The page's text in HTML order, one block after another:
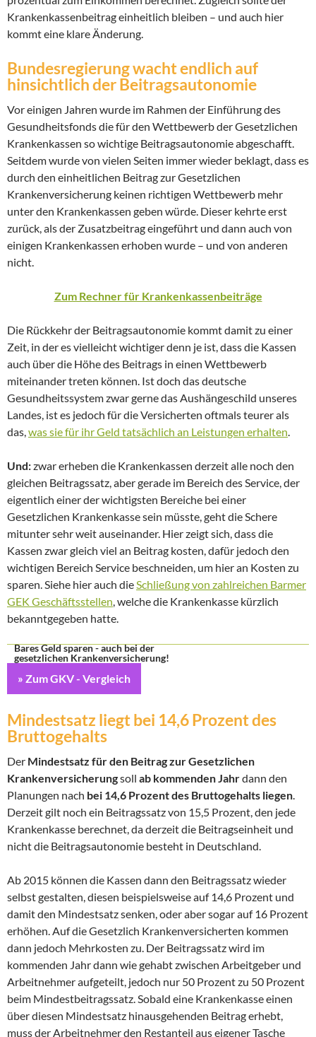
Krankenkassenbeitrag einheitlich bleiben – und auch hier
kommt eine klare Änderung.
Bundesregierung wacht endlich auf
hinsichtlich der Beitragsautonomie
Vor einigen Jahren wurde im Rahmen der Einführung des
Gesundheitsfonds die für den Wettbewerb der Gesetzlichen
Krankenkassen so wichtige Beitragsautonomie abgeschafft.
Seitdem wurde von vielen Seiten immer wieder beklagt, dass es
durch den einheitlichen Beitrag zur Gesetzlichen
Krankenversicherung keinen richtigen Wettbewerb mehr
unter den Krankenkassen geben würde. Dieser kehrte erst
zurück, als der Zusatzbeitrag eingeführt und dann auch von
einigen Krankenkassen erhoben wurde – und von anderen
nicht.
Zum Rechner für Krankenkassenbeiträge
Die Rückkehr der Beitragsautonomie kommt damit zu einer
Zeit, in der es vielleicht wichtiger denn je ist, dass die Kassen
auch über die Höhe des Beitrags in einen Wettbewerb
miteinander treten können. Ist doch das deutsche
Gesundheitssystem zwar gerne das Aushängeschild unseres
Landes, ist es jedoch für die Versicherten oftmals teurer als
das,was sie für ihr Geld tatsächlich an Leistungen erhalten.
Und:zwar erheben die Krankenkassen derzeit alle noch den
gleichen Beitragssatz, aber gerade im Bereich des Service, der
eigentlich einer der wichtigsten Bereiche bei einer
Gesetzlichen Krankenkasse sein müsste, geht die Schere
mitunter sehr weit auseinander. Hier zeigt sich, dass die
Kassen zwar gleich viel an Beitrag kosten, dafür jedoch den
wichtigen Bereich Service beschneiden, um hier an Kosten zu
sparen. Siehe hier auch dieSchließung von zahlreichen Barmer
GEK Geschäftsstellen, welche die Krankenkasse kürzlich
bekanntgegeben hatte.
Bares Geld sparen - auch bei der
gesetzlichen Krankenversicherung!
» Zum GKV - Vergleich
Mindestsatz liegt bei 14,6 Prozent des
Bruttogehalts
Der Mindestsatz für den Beitrag zur Gesetzlichen
Krankenversicherungsoll ab kommenden Jahrdann den
Planungen nach bei 14,6 Prozent des Bruttogehalts liegen.
Derzeit gilt noch ein Beitragssatz von 15,5 Prozent, den jede
Krankenkasse berechnet, da derzeit die Beitragseinheit und
nicht die Beitragsautonomie besteht in Deutschland.
Ab 2015 können die Kassen dann den Beitragssatz wieder
selbst gestalten, diesen beispielsweise auf 14,6 Prozent und
damit den Mindestsatz senken, oder aber sogar auf 16 Prozent
erhöhen. Auf die Gesetzlich Krankenversicherten kommen
dann jedoch Mehrkosten zu. Der Beitragssatz wird im
kommenden Jahr dann wie gehabt zwischen Arbeitgeber und
Arbeitnehmer aufgeteilt, jedoch nur 50 Prozent zu 50 Prozent
beim Mindestbeitragssatz. Sobald eine Krankenkasse einen
über diesen Mindestsatz hinausgehenden Beitrag erhebt,
muss der Arbeitnehmer den Restanteil aus eigener Tasche